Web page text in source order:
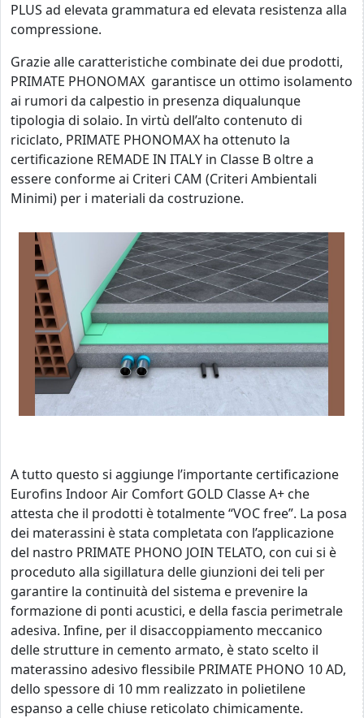
PLUS ad elevata grammatura ed elevata resistenza alla
compressione.
Grazie alle caratteristiche combinate dei due prodotti,
PRIMATE PHONOMAX garantisce un ottimo isolamento
ai rumori da calpestio in presenza diqualunque
tipologia di solaio. In virtù dell’alto contenuto di
riciclato, PRIMATE PHONOMAX ha ottenuto la
certificazione REMADE IN ITALY in Classe B oltre a
essere conforme ai Criteri CAM (Criteri Ambientali
Minimi) per i materiali da costruzione.
A tutto questo si aggiunge l’importante certificazione
Eurofins Indoor Air Comfort GOLD Classe A+ che
attesta che il prodotti è totalmente “VOC free”. La posa
dei materassini è stata completata con l’applicazione
del nastro PRIMATE PHONO JOIN TELATO, con cui si è
proceduto alla sigillatura delle giunzioni dei teli per
garantire la continuità del sistema e prevenire la
formazione di ponti acustici, e della fascia perimetrale
adesiva. Infine, per il disaccoppiamento meccanico
delle strutture in cemento armato, è stato scelto il
materassino adesivo flessibile PRIMATE PHONO 10 AD,
dello spessore di 10 mm realizzato in polietilene
espanso a celle chiuse reticolato chimicamente.